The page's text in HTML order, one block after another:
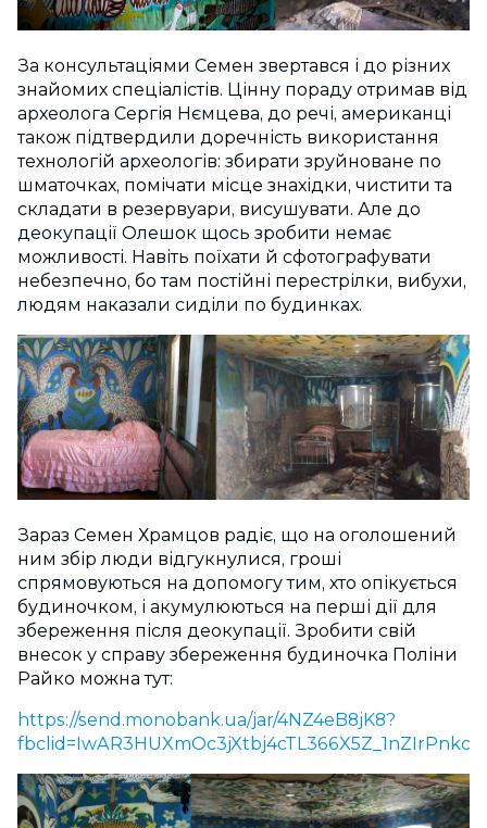
За консультаціями Семен звертався і до різних
знайомих спеціалістів. Цінну пораду отримав від
археолога Сергія Нємцева, до речі, американці
також підтвердили доречність використання
технологій археологів: збирати зруйноване по
шматочках, помічати місце знахідки, чистити та
складати в резервуари, висушувати. Але до
деокупації Олешок щось зробити немає
можливості. Навіть поїхати й сфотографувати
небезпечно, бо там постійні перестрілки, вибухи,
людям наказали сиділи по будинках.
Зараз Семен Храмцов радіє, що на оголошений
ним збір люди відгукнулися, гроші
спрямовуються на допомогу тим, хто опікується
будиночком, і акумулюються на перші дії для
збереження після деокупації. Зробити свій
внесок у справу збереження будиночка Поліни
Райко можна тут:
https://send.monobank.ua/jar/4NZ4eB8jK8?